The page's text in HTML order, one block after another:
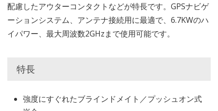
配慮したアウターコンタクトなどが特長です。GPSナビゲ
ーションシステム、アンテナ接続用に最適で、6.7KWのハ
イパワー、最大周波数2GHzまで使用可能です。
特長
強度にすぐれたブラインドメイト／プッシュオン式